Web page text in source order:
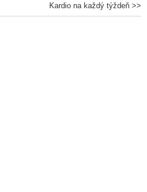
Kardio na každý týždeň >>